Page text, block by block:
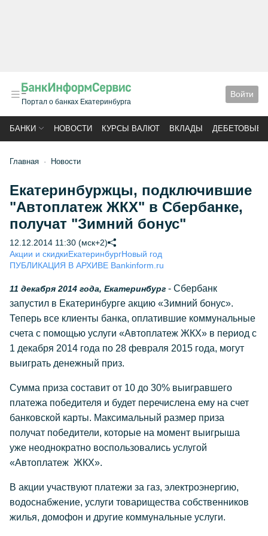
Портал о банках Екатеринбурга
Войти
БАНКИ НОВОСТИ КУРСЫ ВАЛЮТ ВКЛАДЫ ДЕБЕТОВЫЕ
Главная Новости
Екатеринбуржцы, подключившие
"Автоплатеж ЖКХ" в Сбербанке,
получат "Зимний бонус"
12.12.2014 11:30 (мск+2)
Акции и скидкиЕкатеринбургНовый год
ПУБЛИКАЦИЯ В АРХИВЕ Bankinform.ru
11 декабря 2014 года, Екатеринбург - Сбербанк
запустил в Екатеринбурге акцию «Зимний бонус».
Теперь все клиенты банка, оплатившие коммунальные
счета с помощью услуги «Автоплатеж ЖКХ» в период с
1 декабря 2014 года по 28 февраля 2015 года, могут
выиграть денежный приз.
Сумма приза составит от 10 до 30% выигравшего
платежа победителя и будет перечислена ему на счет
банковской карты. Максимальный размер приза
получат победители, которые на момент выигрыша
уже неоднократно воспользовались услугой
«Автоплатеж ЖКХ».
В акции участвуют платежи за газ, электроэнергию,
водоснабжение, услуги товарищества собственников
жилья, домофон и другие коммунальные услуги.